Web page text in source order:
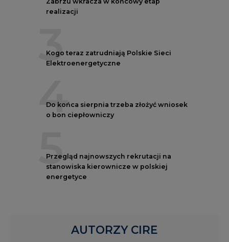
realizacji
3
Kogo teraz zatrudniają Polskie Sieci
Elektroenergetyczne
4
Do końca sierpnia trzeba złożyć wniosek
o bon ciepłowniczy
5
Przegląd najnowszych rekrutacji na
stanowiska kierownicze w polskiej
energetyce
AUTORZY CIRE